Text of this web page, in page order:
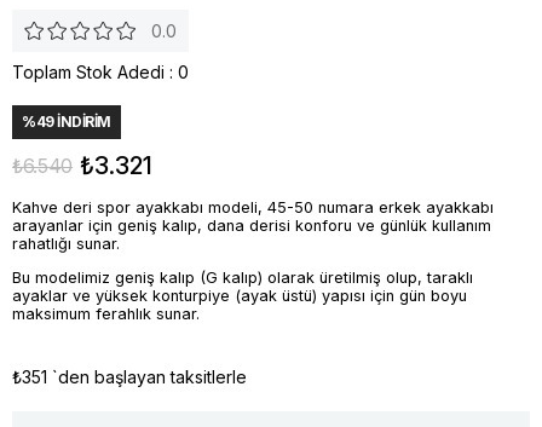
0.0
Toplam Stok Adedi : 0
%49İNDIRIM
₺6.540 ₺3.321
Kahve deri spor ayakkabı modeli, 45-50 numara erkek ayakkabı
arayanlar için geniş kalıp, dana derisi konforu ve günlük kullanım
rahatlığı sunar.
Bu modelimiz geniş kalıp (G kalıp) olarak üretilmiş olup, taraklı
ayaklar ve yüksek konturpiye (ayak üstü) yapısı için gün boyu
maksimum ferahlık sunar.
₺351 `den başlayan taksitlerle